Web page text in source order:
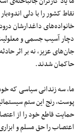
نقاط کشور را با دلی
خانواده‌های داغدارشان
دچار آسیب‌ جسمی و
جان‌های عزیز، نه بر اثر
حاکمان شدند.
ما، سه زندانی سیاسی که
پوست، رنج این ستم‌
حمایت قاطع خود را از
اعتصاب را حق مسلم و